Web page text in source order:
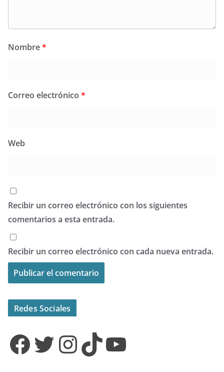
Nombre*
Correo electrónico *
Web
Recibir un correo electrónico con los siguientes
comentarios a esta entrada.
Recibir un correo electrónico con cada nueva entrada.
Redes Sociales
Facebook Twitter InstagramTikTok YouTube